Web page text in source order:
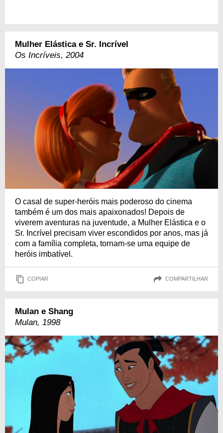
Mulher Elástica e Sr. Incrível
Os Incríveis, 2004
O casal de super-heróis mais poderoso do cinema
também é um dos mais apaixonados! Depois de
viverem aventuras na juventude, a Mulher Elástica e o
Sr. Incrível precisam viver escondidos por anos, mas já
com a família completa, tornam-se uma equipe de
heróis imbatível.
COPIAR COMPARTILHAR
Mulan e Shang
Mulan, 1998